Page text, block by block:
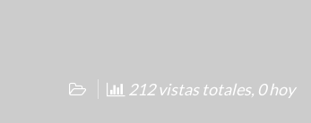
212 vistas totales, 0 hoy